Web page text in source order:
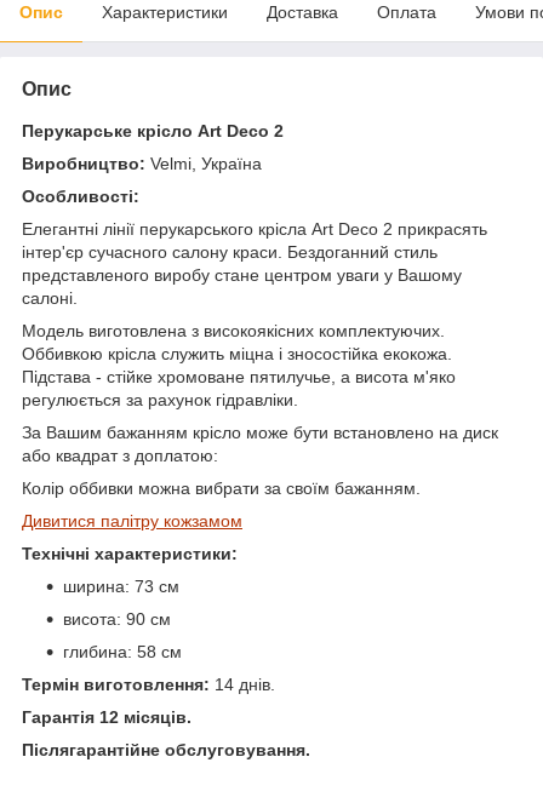
Опис Характеристики Доставка Оплата Умови
Опис
Перукарське крісло Art Deco 2
Виробництво: Velmi, Україна
Особливості:
Елегантні лінії перукарського крісла Art Deco 2 прикрасять
інтер'єр сучасного салону краси. Бездоганний стиль
представленого виробу стане центром уваги у Вашому
салоні.
Модель виготовлена з високоякісних комплектуючих.
Оббивкою крісла служить міцна і зносостійка екокожа.
Підстава - стійке хромоване пятилучье, а висота м'яко
регулюється за рахунок гідравліки.
За Вашим бажанням крісло може бути встановлено на диск
або квадрат з доплатою:
Колір оббивки можна вибрати за своїм бажанням.
Дивитися палітру кожзамом
Технічні характеристики:
ширина: 73 см
висота: 90 см
глибина: 58 см
Термін виготовлення: 14 днів.
Гарантія 12 місяців.
Післягарантійне обслуговування.